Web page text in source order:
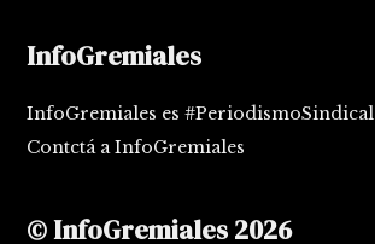
InfoGremiales
InfoGremiales es #PeriodismoSindical
Contctá a InfoGremiales
© InfoGremiales 2026